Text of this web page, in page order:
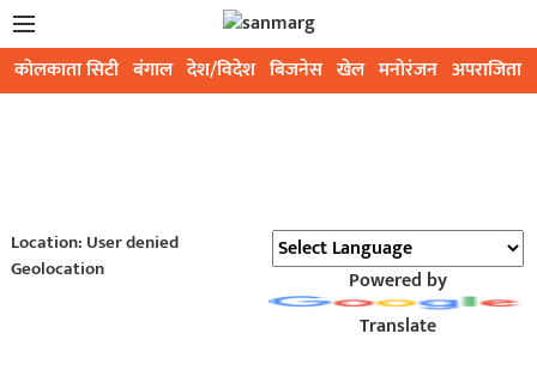
कोलकाता सिटी बंगाल देश/विदेश बिजनेस खेल मनोरंजन अपराजिता
Location: User denied
Geolocation
Powered by
Translate